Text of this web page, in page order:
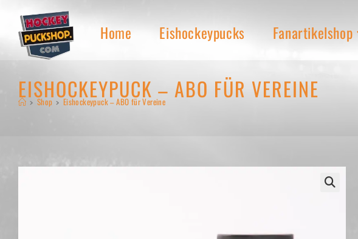
springen
Home Eishockeypucks Fanartikelshop
EISHOCKEYPUCK – ABO FÜR VEREINE
> Shop > Eishockeypuck – ABO für Vereine